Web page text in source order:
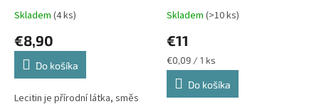
Skladem (4 ks)
€8,90
Do košíka
Lecitin je přírodní látka, směs
Skladem (>10 ks)
€11
Jednotková
cena:
€0,09 / 1 ks
Do košíka